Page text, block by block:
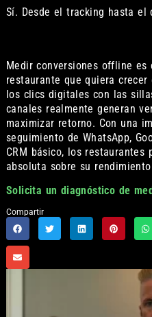
Sí. Desde el tracking hasta el
Medir conversiones offline es
restaurante que quiera
los clics digitales con las
canales realmente generan
maximizar retorno. Con una
seguimiento de WhatsApp,
CRM básico, los restaurantes
absoluta sobre su
Solicita un diagnóstico de
Compartir